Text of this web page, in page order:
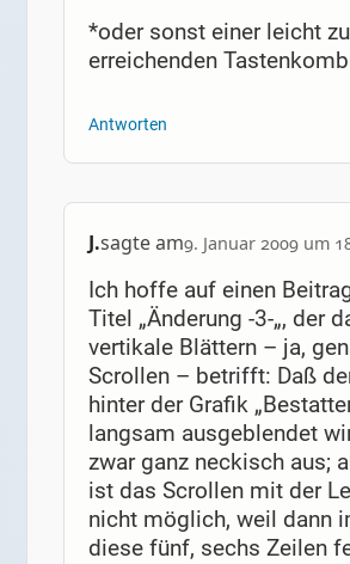
*oder sonst einer leicht zu
erreichenden
Antworten
J.sagte am9. Januar 2009 um
Ich hoffe auf einen
Titel „Änderung -3-„, der
vertikale Blättern – ja,
Scrollen – betrifft: Daß
hinter der Grafik
langsam ausgeblendet
zwar ganz neckisch aus;
ist das Scrollen mit der
nicht möglich, weil dann
diese fünf, sechs Zeilen